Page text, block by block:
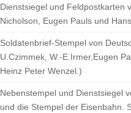
Dienstsiegel und Feldpostkarten
Nicholson, Eugen Pauls und
Soldatenbrief-Stempel von
U.Czimmek, W.-E.Irmer,Eugen
Heinz Peter Wenzel.)
Nebenstempel und Dienstsiegel
und die Stempel der Eisenbahn.